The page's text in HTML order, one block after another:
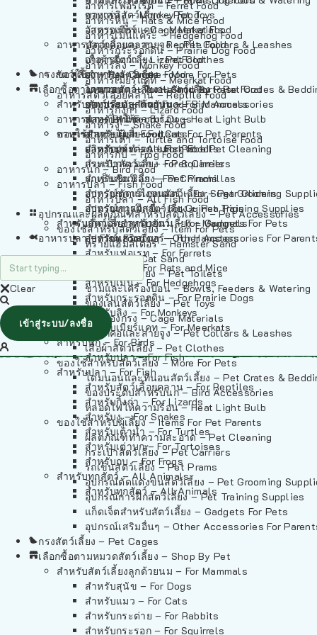
อาหารเฟอร์เร็ต – Ferret Food
อาหารหนู – Rats & Mice Food
อาหารเม่นแคระ – Hedgehog Food
อาหารกระรอกดิน – Prairie Dog Food
อาหารลิง – Monkey Food
อาหารเมียร์แคท – Meerkat Food
อาหารสัตว์เลี้อยคลาน – Reptile Food
อาหารกิ้งก่า – Lizard Food
อาหารงู – Snake Food
อาหารเต่า – Turtle and Tortoise Food
อาหารกบ – Frog Food
อาหารนก – Bird Food
อาหารปลา – Fish Food
อาหารปลา – All Fish Food
อุปกรณและผลิตภัณฑ์สำหรับสัตว์เลี้ยง – Pet Accessories
ของใช้สำหรับสัตว์เลี้ยง – Item For Pets
ทรายแฮมสเตอร์ – Hamster Sand
ทรายแมว – Cat Sand
ห้องน้ำสัตว์เลี้ยง – Pet Toilets
ชามและเครื่องป้อน – Bowls, Feeders & Watering
ของเล่นสัตว์เลี้ยง – Pet Toys
วัสดุรองกรง – Cage Materials
ปลอกคอและสายจูง – Pet Collars & Leashes
เสื้อผ้าสัตว์เลี้ยง – Pet Clothes
ของใช้สำหรับสัตว์เลี้ยง – More For Pets
โดมนอนและที่นอนสัตว์เลี้ยง – Pet Crates &
ของประดับสำหรับนก – Bird Accessories
หลอดไฟให้ความร้อน – Heat Light Bulb
ของใช้สำหรับผู้เลี้ยง – Items For Pet Parents
ผลิตภัณฑ์ทำความสะอาด – Pet Cleaning
กระเป๋าสัตว์เลี้ยง – Pet Carriers
รถเข็นสัตว์เลี้ยง – Pet Prams
อุปกรณ์ตัดแต่งขนสัตว์เลี้ยง – Pet Grooming
อุปกรณ์การฝึกสัตว์เลี้ยง – Pet Training Supplies
แก็ดเจ็ตสำหรับสัตว์เลี้ยง – Gadgets For Pets
อุปกรณ์เสริมอื่นๆ – Other Accessories For
กรงสัตว์เลี้ยง – Pet Cages
เลือกซื้อตามหมวดสัตว์เลี้ยง – Shop By Pet
สำหรับสัตว์เลี้ยงลูกด้วยนม – For Mammals
สำหรับสุนัข – For Dogs
สำหรับแมว – For Cats
สำหรับกระต่าย – For Rabbits
สำหรับกระรอก – For Squirrels
อาหารลิง – Monkey Food
อาหารเมียร์แคท – Meerkat Food
อาหารสัตว์เลี้อยคลาน – Reptile Food
อาหารกิ้งก่า – Lizard Food
อาหารงู – Snake Food
อาหารเต่า – Turtle and Tortoise Food
อาหารกบ – Frog Food
อาหารนก – Bird Food
อาหารปลา – Fish Food
อาหารปลา – All Fish Food
ของเล่นสัตว์เลี้ยง – Pet Toys
วัสดุรองกรง – Cage Materials
ปลอกคอและสายจูง – Pet Collars & Leashes
เสื้อผ้าสัตว์เลี้ยง – Pet Clothes
ของใช้สำหรับสัตว์เลี้ยง – More For Pets
โดมนอนและที่นอนสัตว์เลี้ยง – Pet Crates &
ของประดับสำหรับนก – Bird Accessories
หลอดไฟให้ความร้อน – Heat Light Bulb
ของใช้สำหรับผู้เลี้ยง – Items For Pet Parents
ผลิตภัณฑ์ทำความสะอาด – Pet Cleaning
กระเป๋าสัตว์เลี้ยง – Pet Carriers
รถเข็นสัตว์เลี้ยง – Pet Prams
อุปกรณ์ตัดแต่งขนสัตว์เลี้ยง – Pet Grooming
อุปกรณ์การฝึกสัตว์เลี้ยง – Pet Training Supplies
แก็ดเจ็ตสำหรับสัตว์เลี้ยง – Gadgets For Pets
อุปกรณ์เสริมอื่นๆ – Other Accessories For
กรงสัตว์เลี้ยง – Pet Cages
เลือกซื้อตามหมวดสัตว์เลี้ยง – Shop By Pet
สำหรับสัตว์เลี้ยงลูกด้วยนม – For Mammals
สำหรับสุนัข – For Dogs
สำหรับแมว – For Cats
สำหรับกระต่าย – For Rabbits
สำหรับกระรอก – For Squirrels
สำหรับชินชิล่า – For Chinchillas
สำหรับชูการ์ไกลเดอร์ – For Sugar Gliders
สำหรับหนูแกสบี้ – For Guinea Pigs
สำหรับสัตว์เลี้ยงลูกด้วยนม – For Mammals
สำหรับแฮมสเตอร์ – For Hamsters
สำหรับเฟอเรท – For Ferrets
สำหรับหนู – For Rats and Mice
สำหรับเม่น – For Hedgehogs
สำหรับกระรอกดิน – For Prairie Dogs
สำหรับลิง – For Monkeys
สำหรับเมียร์แคท – For Meerkats
สำหรับนก – For Birds
สำหรับปลา – For Fish
สำหรับปลา – For Fish
สำหรับสัตว์เลื้อยคลาน – For Reptiles
สำหรับกิ้งก่า – For Lizards
สำหรับงู – For Snakes
สำหรับเต่าน้ำ – For Turtles
สำหรับเต่าบก – For Tortoises
สำหรับกบ – For Frogs
สำหรับทุกสัตว์ – All Animals
สำหรับทุกสัตว์ – All Animals
อาหารปลา – Fish Food
Clear
เข้าสู่ระบบ/ลงชื่อ